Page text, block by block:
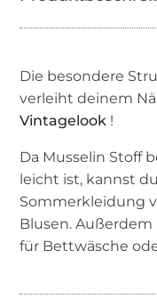
Die besondere
verleiht deinem
Vintagelook !
Da Musselin Stoff
leicht ist, kannst
Sommerkleidung
Blusen.
für Bettwäsche